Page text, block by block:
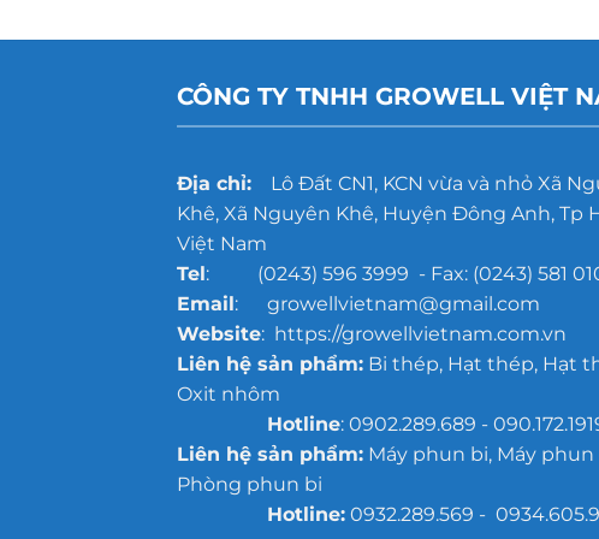
CÔNG TY TNHH GROWELL VIỆT
Địa chỉ:Lô Đất CN1, KCN vừa và nhỏ Xã
Khê, Xã Nguyên Khê, Huyện Đông Anh, Tp
Việt Nam
Tel: (0243) 596 3999 - Fax: (0243) 581
Email: growellvietnam@gmail.com
Website: https://growellvietnam.com.vn
Liên hệ sản phẩm:Bi thép, Hạt thép, Hạt
Oxit nhôm
Hotline: 0902.289.689 -
Liên hệ sản phẩm:Máy phun bi, Máy phun
Phòng phun bi
Hotline:0932.289.569 -